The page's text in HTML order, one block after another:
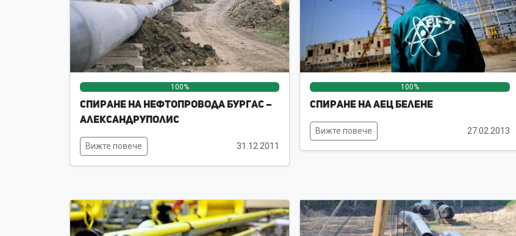
100%
Спиране на нефтопровода Бургас –
Александруполис
Вижте повече 31.12.2011
100% 0%
0%
Спиране на АЕЦ Белене
Вижте повече 27.02.2013